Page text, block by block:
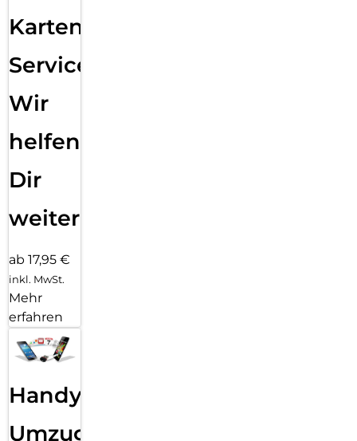
Karten
Service:
Wir
helfen
Dir
weiter
ab 17,95 €
inkl. MwSt.
Mehr
erfahren
Handy
Umzug